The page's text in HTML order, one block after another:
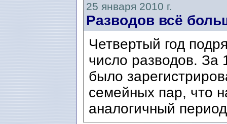
25 января 2010 г.
Разводов всё
Четвертый год
число разводов.
было
семейных пар, что
аналогичный